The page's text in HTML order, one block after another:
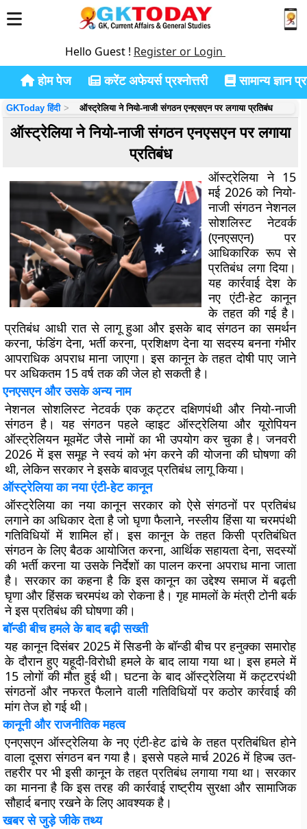
Hello Guest ! Register or Login
होम पेज करेंट अफेयर्स प्रश्नोत्तरी सामान्य ज्ञान
GKToday हिंदी ऑस्ट्रेलिया ने नियो-नाजी संगठन एनएसएन पर लगाया प्रतिबंध
ऑस्ट्रेलिया ने नियो-नाजी संगठन एनएसएन पर लगाया
प्रतिबंध
ऑस्ट्रेलिया ने 15
मई 2026 को नियो-
नाजी संगठन नेशनल
सोशलिस्ट नेटवर्क
(एनएसएन) पर
आधिकारिक रूप से
प्रतिबंध लगा दिया।
यह कार्रवाई देश के
नए एंटी-हेट कानून
के तहत की गई है।
प्रतिबंध आधी रात से लागू हुआ और इसके बाद संगठन का समर्थन
करना, फंडिंग देना, भर्ती करना, प्रशिक्षण देना या सदस्य बनना गंभीर
आपराधिक अपराध माना जाएगा। इस कानून के तहत दोषी पाए जाने
पर अधिकतम 15 वर्ष तक की जेल हो सकती है।
एनएसएन और उसके अन्य नाम
नेशनल सोशलिस्ट नेटवर्क एक कट्टर दक्षिणपंथी और नियो-नाजी
संगठन है। यह संगठन पहले व्हाइट ऑस्ट्रेलिया और यूरोपियन
ऑस्ट्रेलियन मूवमेंट जैसे नामों का भी उपयोग कर चुका है। जनवरी
2026 में इस समूह ने स्वयं को भंग करने की योजना की घोषणा की
थी, लेकिन सरकार ने इसके बावजूद प्रतिबंध लागू किया।
ऑस्ट्रेलिया का नया एंटी-हेट कानून
ऑस्ट्रेलिया का नया कानून सरकार को ऐसे संगठनों पर प्रतिबंध
लगाने का अधिकार देता है जो घृणा फैलाने, नस्लीय हिंसा या चरमपंथी
गतिविधियों में शामिल हों। इस कानून के तहत किसी प्रतिबंधित
संगठन के लिए बैठक आयोजित करना, आर्थिक सहायता देना, सदस्यों
की भर्ती करना या उसके निर्देशों का पालन करना अपराध माना जाता
है। सरकार का कहना है कि इस कानून का उद्देश्य समाज में बढ़ती
घृणा और हिंसक चरमपंथ को रोकना है। गृह मामलों के मंत्री टोनी बर्क
ने इस प्रतिबंध की घोषणा की।
बॉन्डी बीच हमले के बाद बढ़ी सख्ती
यह कानून दिसंबर 2025 में सिडनी के बॉन्डी बीच पर हनुक्का समारोह
के दौरान हुए यहूदी-विरोधी हमले के बाद लाया गया था। इस हमले में
15 लोगों की मौत हुई थी। घटना के बाद ऑस्ट्रेलिया में कट्टरपंथी
संगठनों और नफरत फैलाने वाली गतिविधियों पर कठोर कार्रवाई की
मांग तेज हो गई थी।
कानूनी और राजनीतिक महत्व
एनएसएन ऑस्ट्रेलिया के नए एंटी-हेट ढांचे के तहत प्रतिबंधित होने
वाला दूसरा संगठन बन गया है। इससे पहले मार्च 2026 में हिज्ब उत-
तहरीर पर भी इसी कानून के तहत प्रतिबंध लगाया गया था। सरकार
का मानना है कि इस तरह की कार्रवाई राष्ट्रीय सुरक्षा और सामाजिक
सौहार्द बनाए रखने के लिए आवश्यक है।
खबर से जुड़े जीके तथ्य